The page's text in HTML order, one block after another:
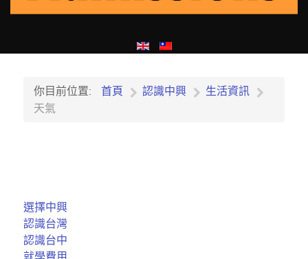
你目前位置: 首頁 認識中興
生活資訊
天氣
選擇中興
認識台灣
認識台中